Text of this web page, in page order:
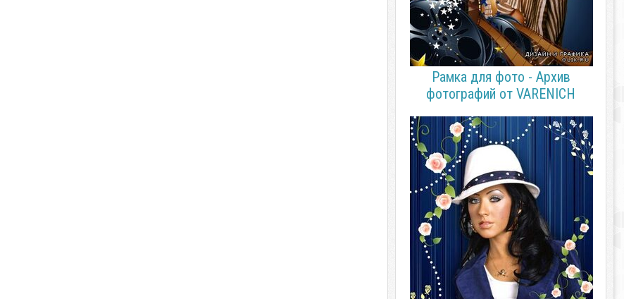
Рамка для фото - Архив
фотографий от VARENICH